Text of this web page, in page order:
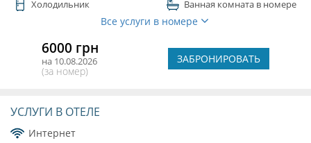
Холодильник
Ванная комната в номере
Все услуги в номере
6000 грн
на 10.08.2026
(за номер)
ЗАБРОНИРОВАТЬ
УСЛУГИ В ОТЕЛЕ
Интернет